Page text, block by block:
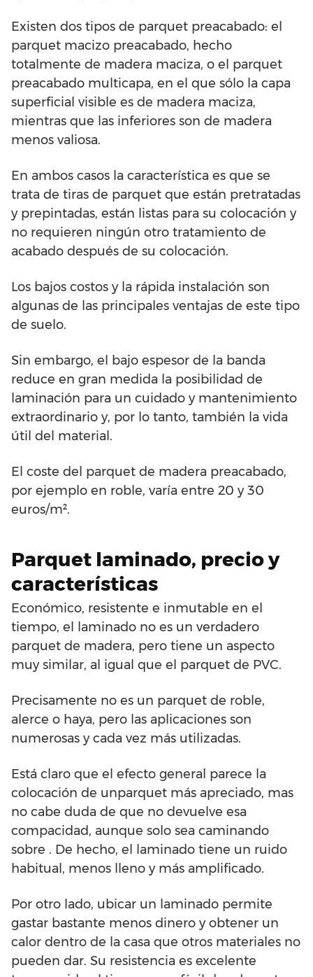
Existen dos tipos de parquet preacabado: el
parquet macizo preacabado, hecho
totalmente de madera maciza, o el parquet
preacabado multicapa, en el que sólo la capa
superficial visible es de madera maciza,
mientras que las inferiores son de madera
menos valiosa.
En ambos casos la característica es que se
trata de tiras de parquet que están pretratadas
y prepintadas, están listas para su colocación y
no requieren ningún otro tratamiento de
acabado después de su colocación.
Los bajos costos y la rápida instalación son
algunas de las principales ventajas de este tipo
de suelo.
Sin embargo, el bajo espesor de la banda
reduce en gran medida la posibilidad de
laminación para un cuidado y mantenimiento
extraordinario y, por lo tanto, también la vida
útil del material.
El coste del parquet de madera preacabado,
por ejemplo en roble, varía entre 20 y 30
euros/m².
Parquet laminado, precio y
características
Económico, resistente e inmutable en el
tiempo, el laminado no es un verdadero
parquet de madera, pero tiene un aspecto
muy similar, al igual que el parquet de PVC.
Precisamente no es un parquet de roble,
alerce o haya, pero las aplicaciones son
numerosas y cada vez más utilizadas.
Está claro que el efecto general parece la
colocación de unparquet más apreciado, mas
no cabe duda de que no devuelve esa
compacidad, aunque solo sea caminando
sobre . De hecho, el laminado tiene un ruido
habitual, menos lleno y más amplificado.
Por otro lado, ubicar un laminado permite
gastar bastante menos dinero y obtener un
calor dentro de la casa que otros materiales no
pueden dar. Su resistencia es excelente